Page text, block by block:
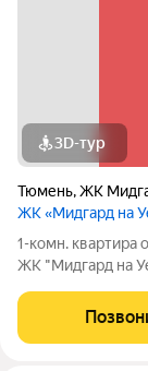
3D-тур
Тюмень,ЖК
ЖК «Мидгард на
1-комн. квартира
ЖК "Мидгард на
28.13 кв.м. Все
лоджия,